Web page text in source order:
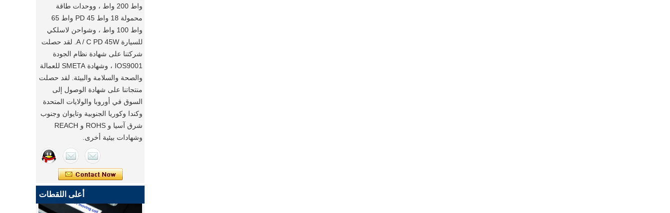
واط 200 واط ، ووحدات طاقة
محمولة 18 واط PD 45 واط 65
واط 100 واط ، وشواحن لاسلكي
للسيارة A / C PD 45W. لقد حصلت
شركتنا على شهادة نظام الجودة
IOS9001 ، وشهادة SMETA للعمالة
والصحة والسلامة والبيئة. لقد حصلت
منتجاتنا على شهادة الوصول إلى
السوق في أوروبا والولايات المتحدة
وكندا وكوريا الجنوبية وتايوان وجنوب
شرق آسيا و ROHS و REACH
وشهادات بيئية أخرى.
أعلى اللقطات